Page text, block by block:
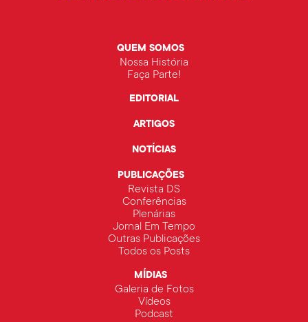
QUEM SOMOS
Nossa História
Faça Parte!
EDITORIAL
ARTIGOS
NOTÍCIAS
PUBLICAÇÕES
Revista DS
Conferências
Plenárias
Jornal Em Tempo
Outras Publicações
Todos os Posts
MÍDIAS
Galeria de Fotos
Vídeos
Podcast